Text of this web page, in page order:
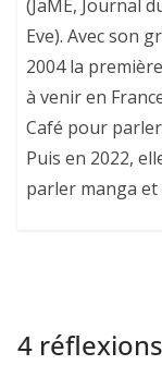
(JaME, Journal
Eve). Avec son
2004 la
à venir en
Café pour
Puis en 2022,
parler manga
4